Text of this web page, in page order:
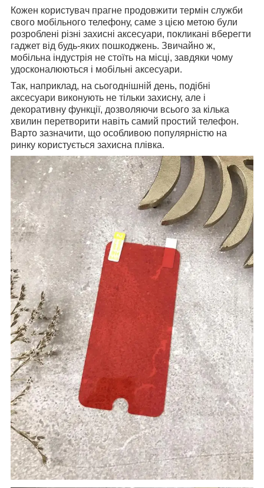
Кожен користувач прагне продовжити термін служби
свого мобільного телефону, саме з цією метою були
розроблені різні захисні аксесуари, покликані вберегти
гаджет від будь-яких пошкоджень. Звичайно ж,
мобільна індустрія не стоїть на місці, завдяки чому
удосконалюються і мобільні аксесуари.
Так, наприклад, на сьогоднішній день, подібні
аксесуари виконують не тільки захисну, але і
декоративну функції, дозволяючи всього за кілька
хвилин перетворити навіть самий простий телефон.
Варто зазначити, що особливою популярністю на
ринку користується захисна плівка.